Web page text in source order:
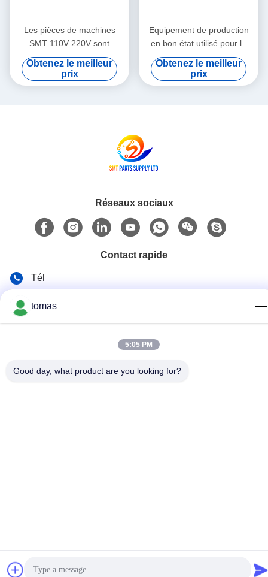
Les pièces de machines
SMT 110V 220V sont
expédiées par avion, Service
d'enseignement sur le
terrain intégré prenant en
Obtenez le meilleur
prix
Equipement de production
en bon état utilisé pour la
réparation, conçu pour une
précision et des
performances constantes
Obtenez le meilleur
prix
Réseaux sociaux
Contact rapide
Tél
E-mail
tomas@smtmachine-parts.com
D-526, Haye Science Park, 93# Weihe Road, parc industriel
tomas
5:05 PM
Good day, what product are you looking for?